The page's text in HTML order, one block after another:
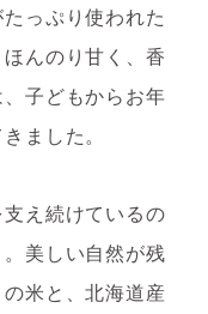
っぷり使われた
んのり甘く、香
子どもからお年
ました。
え続けているの
美しい自然が残
米と、北海道産